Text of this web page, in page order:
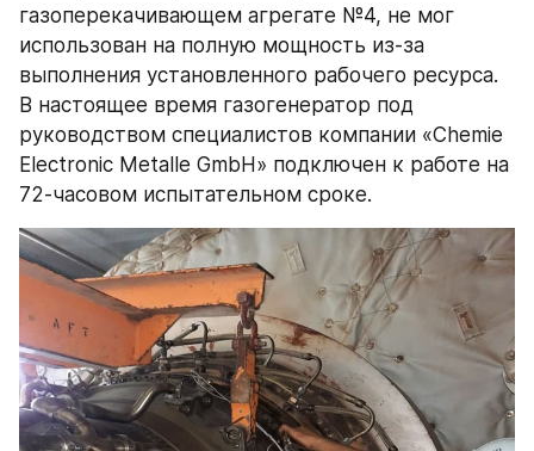
газоперекачивающем агрегате №4, не мог
использован на полную мощность из-за
выполнения установленного рабочего ресурса.
В настоящее время газогенератор под
руководством специалистов компании «Chemie
Electronic Metalle GmbH» подключен к работе на
72-часовом испытательном сроке.